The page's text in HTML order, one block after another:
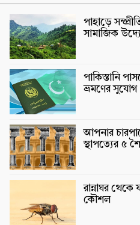
পাহাড়ে
সামাজিক
পাকিস্তানি
ভ্রমণের সুযোগ
আপনার
স্থাপত্যের ৫
রান্নাঘর
কৌশল